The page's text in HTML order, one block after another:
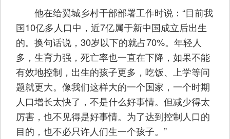
他在给翼城乡村干部部署工作时说：“目前我
国10亿多人口中，近7亿属于新中国成立后出生
的。换句话说，30岁以下的就占70%。年轻人
多，生育力强，死亡率也一直在下降，如果不能
有效地控制，出生的孩子更多，吃饭、上学等问
题就更大。像我们这样大的一个国家，一个时期
人口增长太快了，不是什么好事情。但减少得太
厉害，也不见得是好事情。为了达到控制人口的
目的，也不必只许人们生一个孩子。”